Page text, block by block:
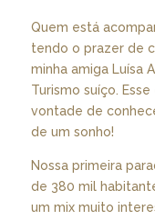
Quem está
tendo o prazer de
minha amiga Luísa
Turismo suíço.
vontade de
de um sonho!
Nossa primeira
de 380 mil
um mix muito